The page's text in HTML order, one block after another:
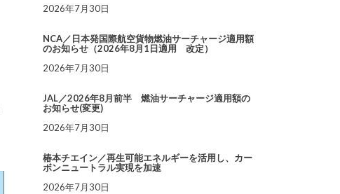
2026年7月30日
NCA／日本発国際航空貨物燃油サーチャージ適用額
のお知らせ（2026年8月1日適用 改定）
2026年7月30日
JAL／2026年8月前半 燃油サーチャージ適用額の
お知らせ(変更)
2026年7月30日
椿本チエイン／再生可能エネルギーを活用し、カー
ボンニュートラル実現を加速
2026年7月30日